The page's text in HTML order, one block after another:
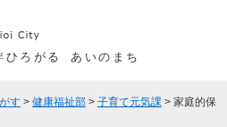
ひろがる あいのまち
す > 健康福祉部 > 子育て元気課 > 家庭的保